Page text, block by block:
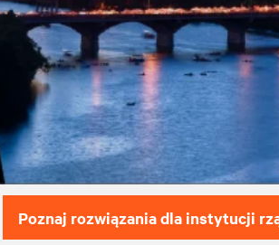
Poznaj rozwiązania dla instytucji